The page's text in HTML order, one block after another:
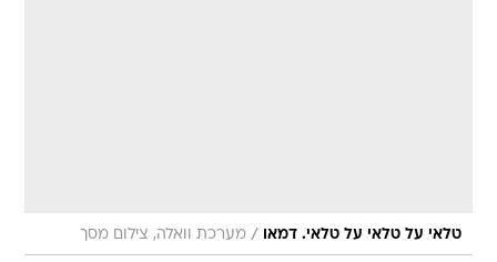
טלאי על טלאי על טלאי. דמאו / מערכת וואלה, צילום מסך